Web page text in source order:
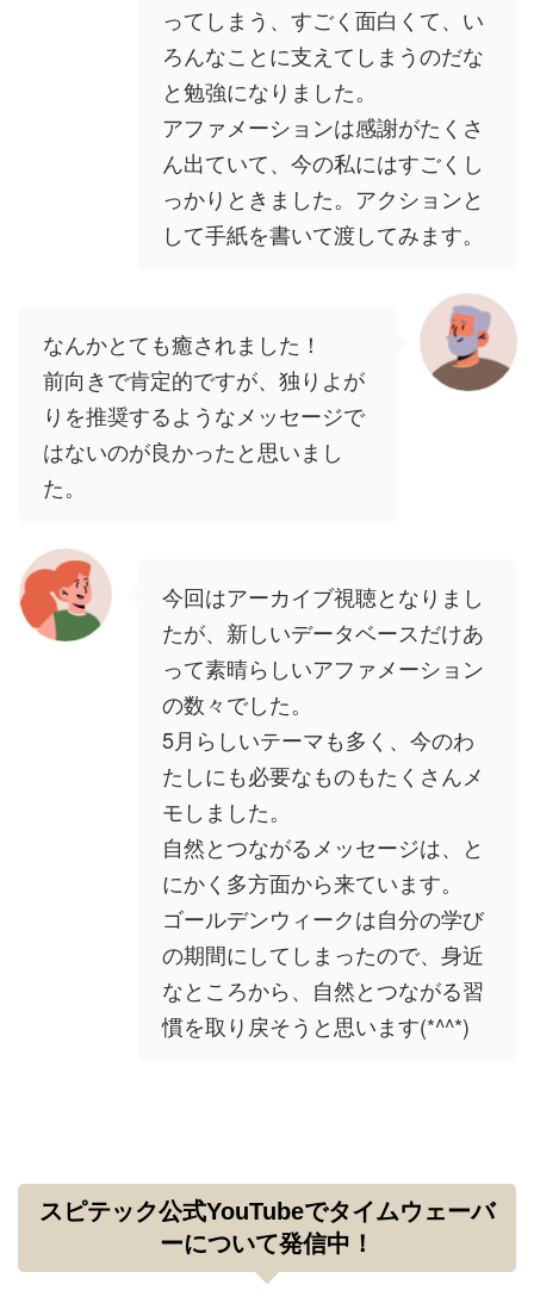
ってしまう、すごく面白くて、い
ろんなことに支えてしまうのだな
と勉強になりました。
アファメーションは感謝がたくさ
ん出ていて、今の私にはすごくし
っかりときました。アクションと
して手紙を書いて渡してみます。
なんかとても癒されました！
前向きで肯定的ですが、独りよが
りを推奨するようなメッセージで
はないのが良かったと思いまし
た。
今回はアーカイブ視聴となりまし
たが、新しいデータベースだけあ
って素晴らしいアファメーション
の数々でした。
5月らしいテーマも多く、今のわ
たしにも必要なものもたくさんメ
モしました。
自然とつながるメッセージは、と
にかく多方面から来ています。
ゴールデンウィークは自分の学び
の期間にしてしまったので、身近
なところから、自然とつながる習
慣を取り戻そうと思います(*^^*)
スピテック公式YouTubeでタイムウェーバ
ーについて発信中！